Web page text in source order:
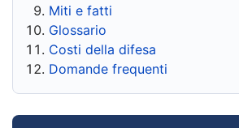
Miti e fatti
Glossario
Costi della difesa
Domande frequenti